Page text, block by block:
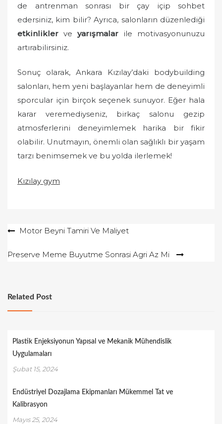
de antrenman sonrası bir çay içip sohbet
edersiniz, kim bilir? Ayrıca, salonların düzenlediği
etkinlikler ve yarışmalar ile motivasyonunuzu
artırabilirsiniz.
Sonuç olarak, Ankara Kızılay’daki bodybuilding
salonları, hem yeni başlayanlar hem de deneyimli
sporcular için birçok seçenek sunuyor. Eğer hala
karar veremediyseniz, birkaç salonu gezip
atmosferlerini deneyimlemek harika bir fikir
olabilir. Unutmayın, önemli olan sağlıklı bir yaşam
tarzı benimsemek ve bu yolda ilerlemek!
Kızılay gym
YazıMotor Beyni Tamiri Ve Maliyet
Preserve Meme Buyutme Sonrasi Agri Az Mi
Related Post
Plastik Enjeksiyonun Yapısal ve Mekanik Mühendislik
Uygulamaları
Şubat 15, 2024
Endüstriyel Dozajlama Ekipmanları Mükemmel Tat ve
Kalibrasyon
Mayıs 25, 2024